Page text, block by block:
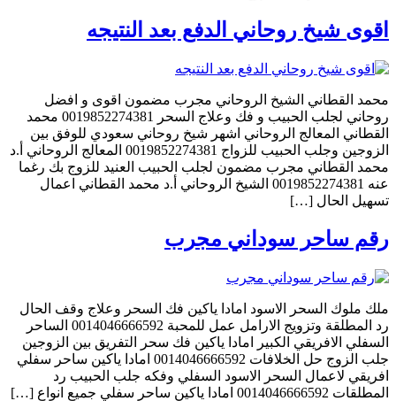
اقوى شيخ روحاني الدفع بعد النتيجه
محمد القطاني الشيخ الروحاني مجرب مضمون اقوى و افضل
روحاني لجلب الحبيب و فك وعلاج السحر 0019852274381 محمد
القطاني المعالج الروحاني اشهر شيخ روحاني سعودي للوفق بين
الزوجين وجلب الحبيب للزواج 0019852274381 المعالج الروحاني أ.د
محمد القطاني مجرب مضمون لجلب الحبيب العنيد للزوج بك رغما
عنه 0019852274381 الشيخ الروحاني أ.د محمد القطاني اعمال
تسهيل الحال […]
رقم ساحر سوداني مجرب
ملك ملوك السحر الاسود امادا ياكين فك السحر وعلاج وقف الحال
رد المطلقة وتزويج الارامل عمل للمحبة 0014046666592 الساحر
السفلي الافريقي الكبير امادا ياكين فك سحر التفريق بين الزوجين
جلب الزوج حل الخلافات 0014046666592 امادا ياكين ساحر سفلي
افريقي لاعمال السحر الاسود السفلي وفكه جلب الحبيب رد
المطلقات 0014046666592 امادا ياكين ساحر سفلي جميع انواع […]